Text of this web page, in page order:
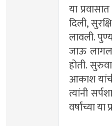
या
दिली,
लावली.
जाऊ
होती.
आकाश
त्यांनी
वर्षांच्या